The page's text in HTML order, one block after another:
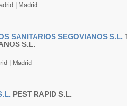
| Madrid
S.L.
| Madrid
PEST RAPID S.L.